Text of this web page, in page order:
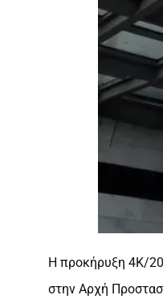
H προκήρυξη 4Κ/
στην Αρχή